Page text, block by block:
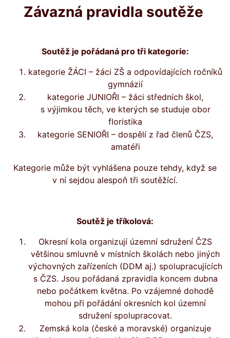
Závazná pravidla soutěže
Soutěž je pořádaná pro tři kategorie:
kategorie ŽÁCI – žáci ZŠ a odpovídajících ročníků
gymnázií
kategorie JUNIOŘI – žáci středních škol,
s výjimkou těch, ve kterých se studuje obor
floristika
kategorie SENIOŘI – dospělí z řad členů ČZS,
amatéři
Kategorie může být vyhlášena pouze tehdy, když se
v ní sejdou alespoň tři soutěžící.
Soutěž je tříkolová:
Okresní kola organizují územní sdružení ČZS
většinou smluvně v místních školách nebo jiných
výchovných zařízeních (DDM aj.) spolupracujících
s ČZS. Jsou pořádaná zpravidla koncem dubna
nebo počátkem května. Po vzájemné dohodě
mohou při pořádání okresních kol územní
sdružení spolupracovat.
Zemská kola (české a moravské) organizuje